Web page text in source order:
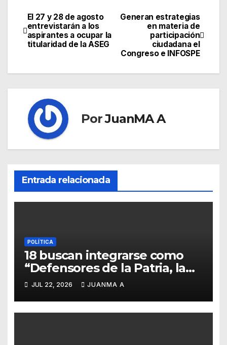
Generan estrategias
en materia de
participación
ciudadana el
Congreso e INFOSPE
El 27 y 28 de agosto
entrevistarán a los
aspirantes a ocupar la
titularidad de la ASEG
PorJuanMA A
Entrada relacionada
POLÍTICA
18 buscan integrarse como
“Defensores de la Patria, la
Familia y la Libertad”
JUL 22, 2026 JUANMA A